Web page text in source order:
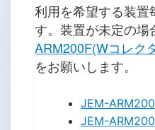
利用を希望する装置
す。装置が未定の場
ARM200F(Wコレク
をお願いします。
JEM-
JEM-